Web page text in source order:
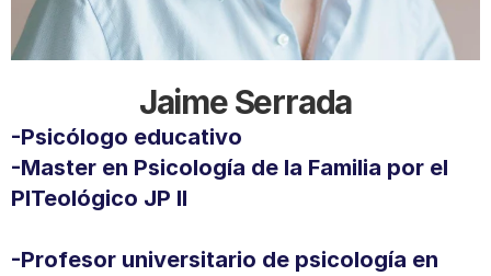
Jaime Serrada
-Psicólogo educativo
-Master en Psicología de la Familia por el
PITeológico JP II
-Profesor universitario de psicología en